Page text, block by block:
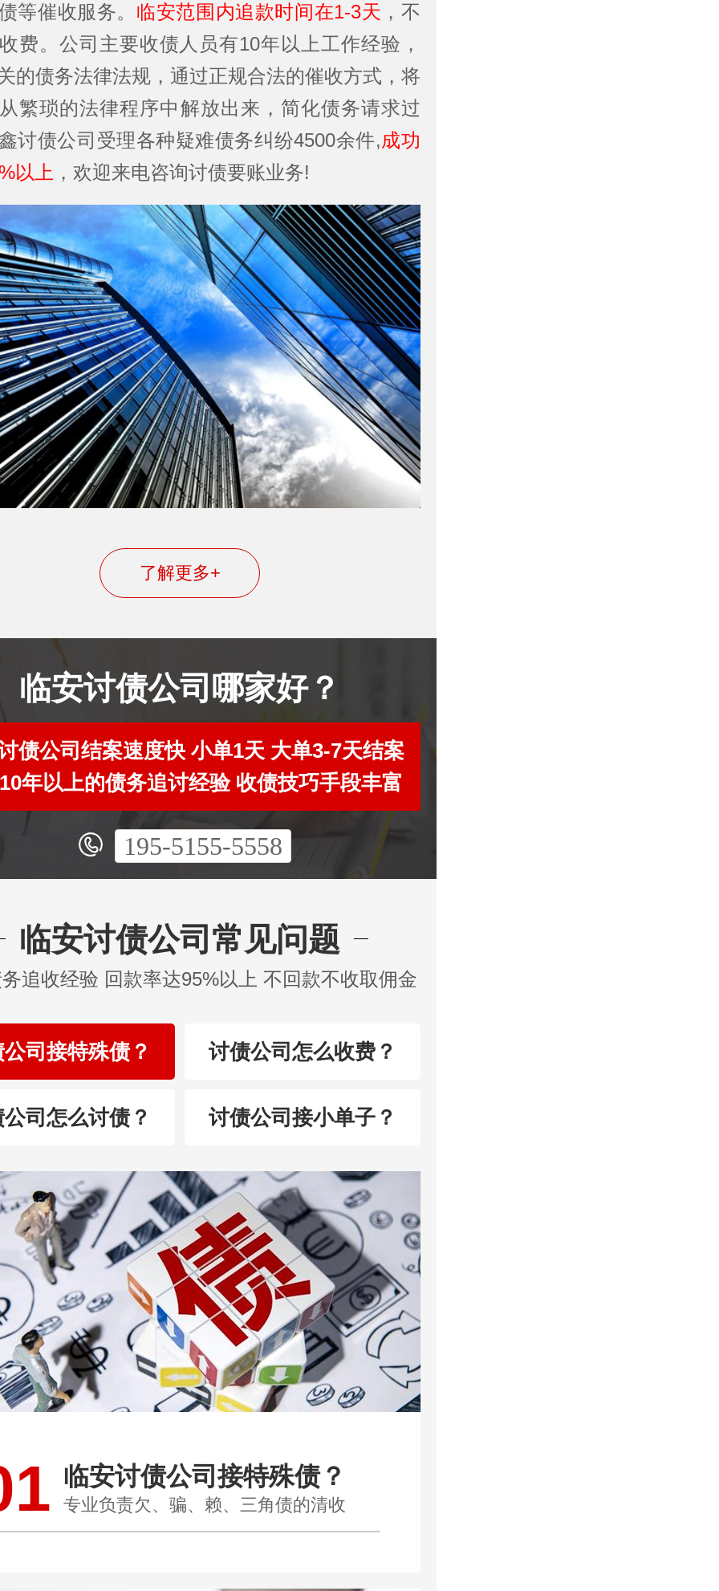
等催收服务。 临安范围内追款时间在1-3天 ，不
费。公司主要收债人员有10年以上工作经验，
的债务法律法规，通过正规合法的催收方式，将
繁琐的法律程序中解放出来，简化债务请求过
讨债公司受理各种疑难债务纠纷4500余件,成功
以上 ，欢迎来电咨询讨债要账业务!
了解更多+
临安讨债公司哪家好？
债公司结案速度快 小单1天 大单3-7天结案
年以上的债务追讨经验 收债技巧手段丰富
195-5155-5558
临安讨债公司常见问题
追收经验 回款率达95%以上 不回款不收取佣金
司接特殊债？ 讨债公司怎么收费？
司怎么讨债？ 讨债公司接小单子？
临安讨债公司接特殊债？
专业负责欠、骗、赖、三角债的清收